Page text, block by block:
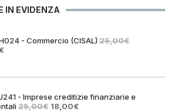
IN EVIDENZA
- Commercio (CISAL) 25,00€
€Il
è:
- Imprese creditizie finanziarie e
25,00€ Il18,00€Il